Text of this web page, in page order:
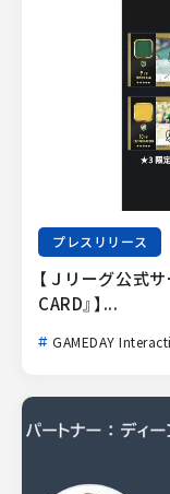
プレスリリース
【Ｊリーグ公式
CARD』】...
GAMEDAY